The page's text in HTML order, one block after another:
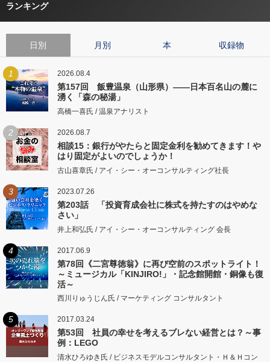
ランキング
日別 月別 本 収録物
1 2026.08.4
第157回 飯豊温泉（山形県）――日本百名山の麓に
湧く「森の秘湯」
高橋一喜氏 / 温泉アナリスト
2 2026.08.7
相談15：銀行がやたらと固定金利を勧めてきます！や
はり固定がよいのでしょうか！
古山喜章氏 / アイ・シー・オーコンサルティング社長
3 2023.07.26
第203話 「投資育成会社に株式を持たすのはやめな
さい」
井上和弘氏 / アイ・シー・オーコンサルティング 会長
4 2017.06.9
第78回《二宮尊徳翁》に再び空前のスポットライト！
～ミュージカル「KINJIRO!」・記念館開館・銅像も復
活～
西川りゅうじん氏 / マーケティング コンサルタント
5 2017.03.24
第53回 社員の幸せを考えるブレない経営とは？～事
例：LEGO
清水ひろゆき氏 / ビジネスモデルコンサルタント・Ｈ＆Ｈコン